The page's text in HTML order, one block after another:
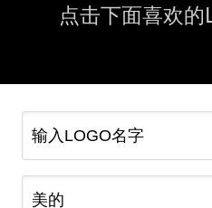
点击下面喜欢